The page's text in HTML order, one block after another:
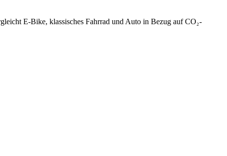
E-Bike, klassisches Fahrrad und Auto in Bezug auf CO₂-